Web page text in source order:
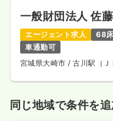
一般財団法人 佐
エージェント求人 68床
車通勤可
宮城県大崎市 / 古川駅（
同じ地域で条件を